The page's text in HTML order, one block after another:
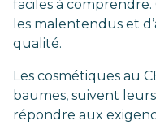
faciles à comprendre.
les malentendus et
qualité.
Les cosmétiques au
baumes, suivent
répondre aux